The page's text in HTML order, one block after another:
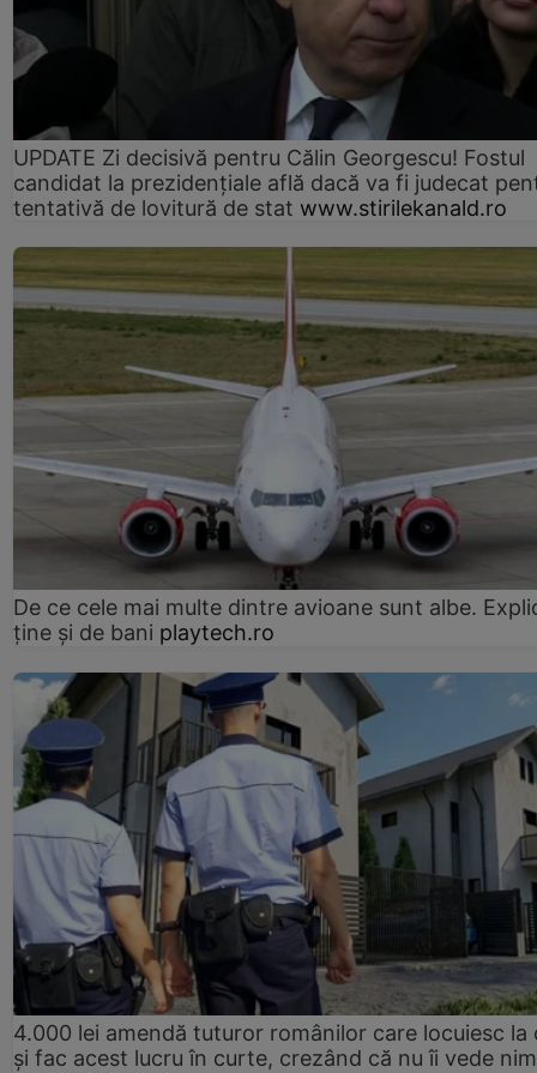
UPDATE Zi decisivă pentru Călin Georgescu! Fostul
candidat la prezidențiale află dacă va fi judecat
tentativă de lovitură de stat www.stirilekanald.ro
De ce cele mai multe dintre avioane sunt albe.
ține și de bani playtech.ro
4.000 lei amendă tuturor românilor care locuiesc la
și fac acest lucru în curte, crezând că nu îi vede